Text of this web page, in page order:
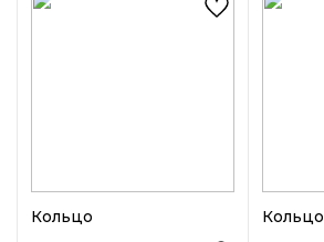
Кольцо
Кольцо